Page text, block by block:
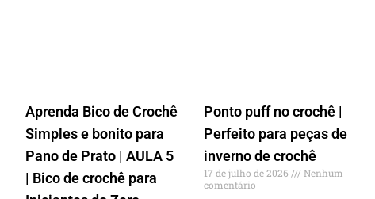
Aprenda Bico de Crochê
Simples e bonito para
Pano de Prato | AULA 5
| Bico de crochê para
Ponto puff no crochê |
Perfeito para peças de
inverno de crochê
17 de julho de 2026
Nenhum
comentário